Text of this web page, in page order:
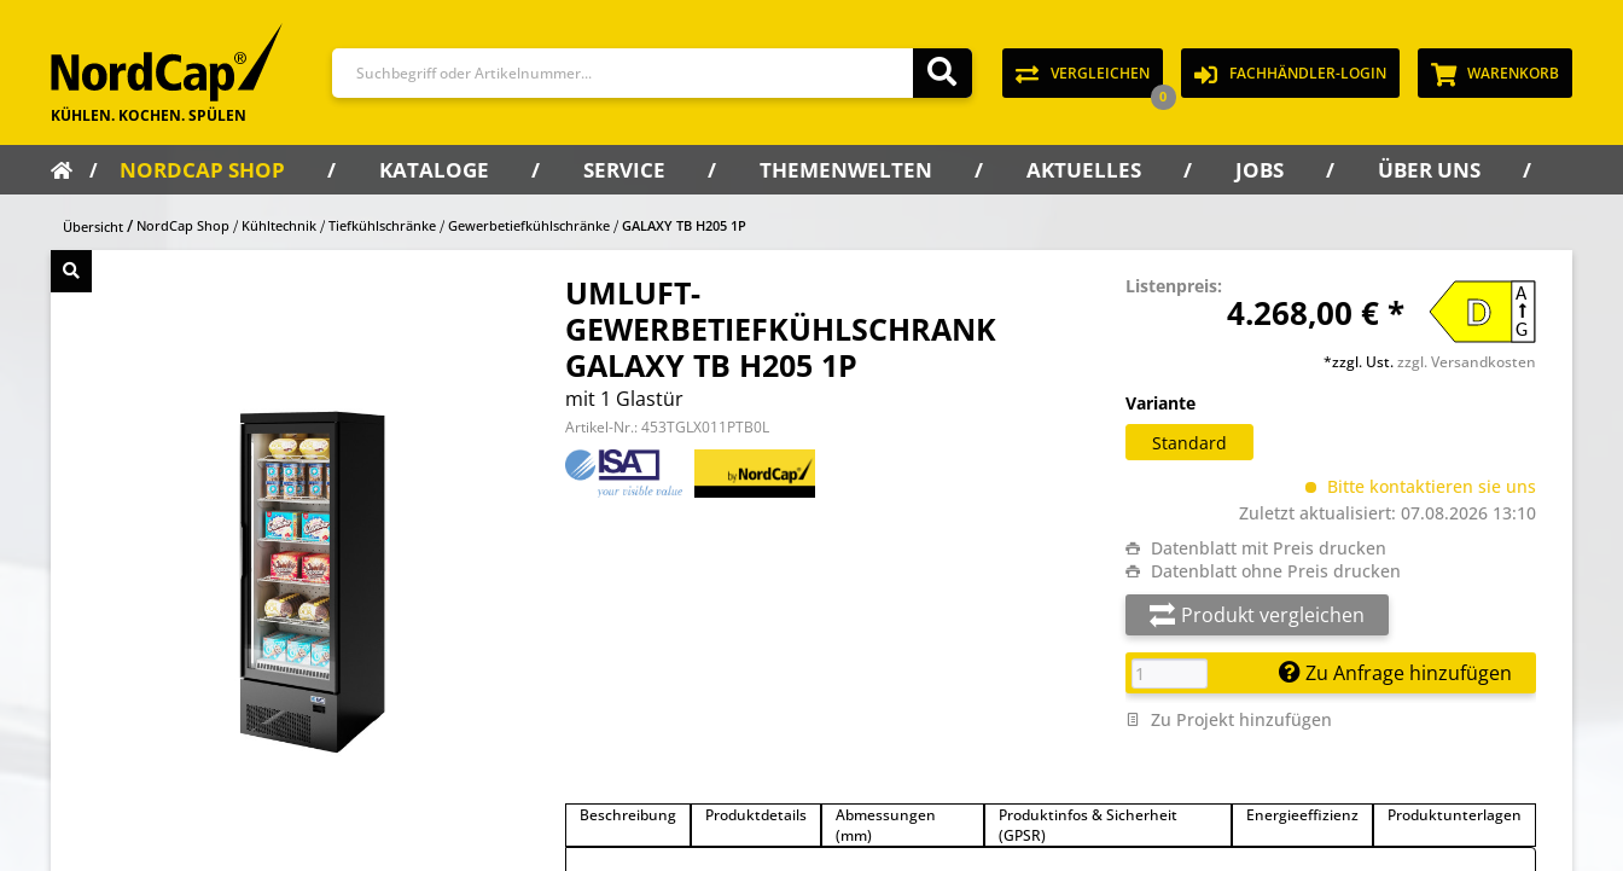
VERGLEICHEN
0
FACHHÄNDLER-LOGIN WARENKORB
NORDCAP SHOP KATALOGE SERVICE THEMENWELTEN AKTUELLES JOBS ÜBER UNS
Übersicht NordCap Shop Kühltechnik Tiefkühlschränke Gewerbetiefkühlschränke GALAXY TB H205 1P
UMLUFT-
GEWERBETIEFKÜHLSCHRANK
GALAXY TB H205 1P
mit 1 Glastür
Artikel-Nr.: 453TGLX011PTB0L
Listenpreis:
4.268,00 € * A
G
D
*zzgl. Ust.zzgl. Versandkosten
Variante
Standard
Bitte kontaktieren sie uns
Zuletzt aktualisiert: 07.08.2026 13:10
Datenblatt mit Preis drucken
Datenblatt ohne Preis drucken
Produkt vergleichen
Zu Anfrage hinzufügen
Zu Projekt hinzufügen
Beschreibung Produktdetails
Abmessungen
(mm)
Produktinfos & Sicherheit
(GPSR)
Energieeffizienz Produktunterlagen